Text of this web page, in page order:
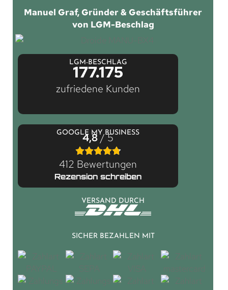
Manuel Graf, Gründer & Geschäftsführer
von LGM-Beschlag
LGM-BESCHLAG
177.175
zufriedene Kunden
GOOGLE MY BUSINESS
4,8/ 5
412 Bewertungen
Rezension schreiben
VERSAND DURCH
SICHER BEZAHLEN MIT